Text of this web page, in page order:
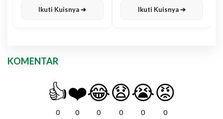
Ikuti Kuisnya ➔ Ikuti Kuisnya ➔
KOMENTAR
👍
0
❤️
0
😂
0
😧
0
😭
0
😡
0